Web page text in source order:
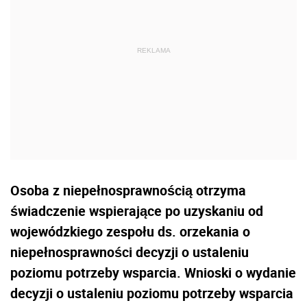
Osoba z niepełnosprawnością otrzyma
świadczenie wspierające po uzyskaniu od
wojewódzkiego zespołu ds. orzekania o
niepełnosprawności decyzji o ustaleniu
poziomu potrzeby wsparcia. Wnioski o wydanie
decyzji o ustaleniu poziomu potrzeby wsparcia